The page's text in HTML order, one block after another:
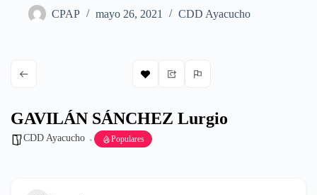
CPAP mayo 26, 2021 CDD Ayacucho
GAVILÁN SÁNCHEZ Lurgio
CDD Ayacucho Populares